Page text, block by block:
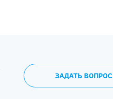
ЗАДАТЬ ВОПРОС